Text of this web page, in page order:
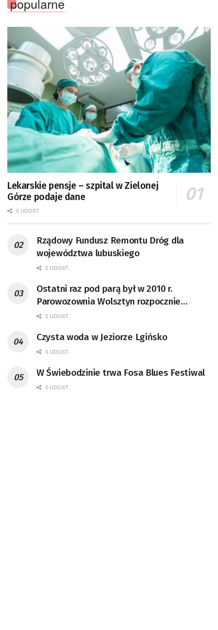
Lekarskie pensje – szpital w Zielonej
Górze podaje dane
0 UDOST.
Rządowy Fundusz Remontu Dróg dla
województwa lubuskiego
0 UDOST.
Ostatni raz pod parą był w 2010 r.
Parowozownia Wolsztyn rozpocznie
remont unikatowego Tr5-65
0 UDOST.
Czysta woda w Jeziorze Lgińsko
0 UDOST.
W Świebodzinie trwa Fosa Blues Festiwal
0 UDOST.